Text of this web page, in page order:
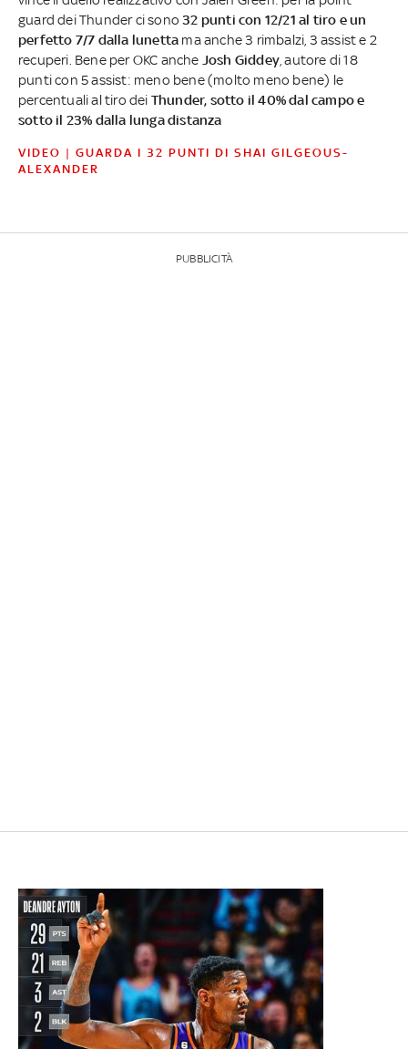
guard dei Thunder ci sono32 punti con 12/21 al tiro e un
perfetto 7/7 dalla lunetta ma anche 3 rimbalzi, 3 assist e 2
recuperi. Bene per OKC anche Josh Giddey , autore di 18
punti con 5 assist: meno bene (molto meno bene) le
percentuali al tiro dei Thunder, sotto il 40% dal campo e
sotto il 23% dalla lunga distanza
VIDEO | GUARDA I 32 PUNTI DI SHAI GILGEOUS-
ALEXANDER
PUBBLICITÀ